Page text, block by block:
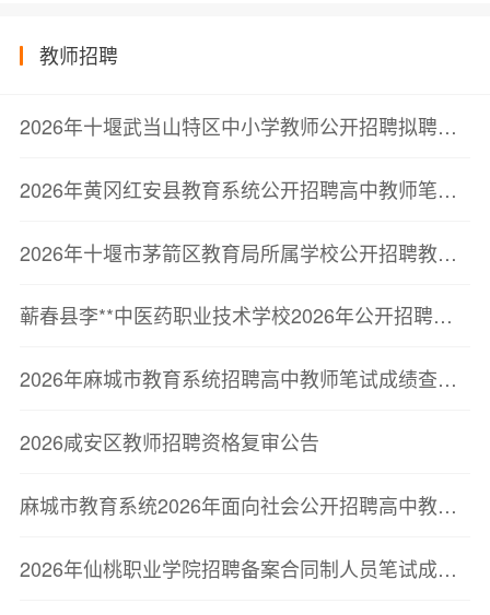
教师招聘
2026年十堰武当山特区中小学教师公开招聘拟聘用人员公示
2026年黄冈红安县教育系统公开招聘高中教师笔试成绩公告
2026年十堰市茅箭区教育局所属学校公开招聘教师拟聘用人员公示
蕲春县李**中医药职业技术学校2026年公开招聘教师笔试成绩和资格复审公告
2026年麻城市教育系统招聘高中教师笔试成绩查询有关事项公告
2026咸安区教师招聘资格复审公告
麻城市教育系统2026年面向社会公开招聘高中教师笔试成绩查询有关事项公告
2026年仙桃职业学院招聘备案合同制人员笔试成绩和资格复审事项公告